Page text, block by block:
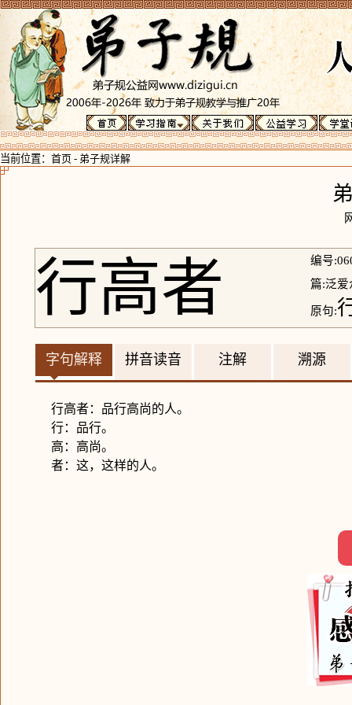
当前位置： 首页 - 弟子规详解
行高者
编号
篇:泛爱
原句:
字句解释 拼音读音 注解 溯源
行高者：品行高尚的人。
行：品行。
高：高尚。
者：这，这样的人。